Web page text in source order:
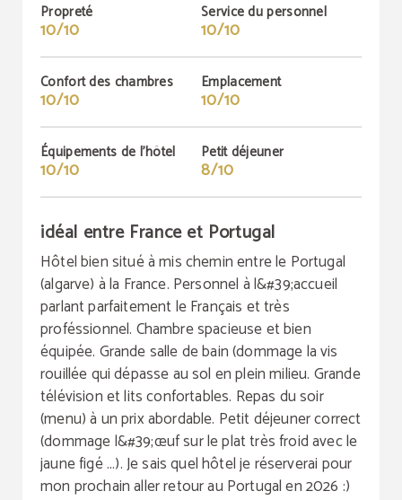
Propreté
10/10
Service du personnel
10/10
Confort des chambres
10/10
Emplacement
10/10
Équipements de l'hôtel
10/10
Petit déjeuner
8/10
idéal entre France et Portugal
Hôtel bien situé à mis chemin entre le Portugal
(algarve) à la France. Personnel à l&#39;accueil
parlant parfaitement le Français et très
proféssionnel. Chambre spacieuse et bien
équipée. Grande salle de bain (dommage la vis
rouillée qui dépasse au sol en plein milieu. Grande
télévision et lits confortables. Repas du soir
(menu) à un prix abordable. Petit déjeuner correct
(dommage l&#39;œuf sur le plat très froid avec le
jaune figé ...). Je sais quel hôtel je réserverai pour
mon prochain aller retour au Portugal en 2026 :)